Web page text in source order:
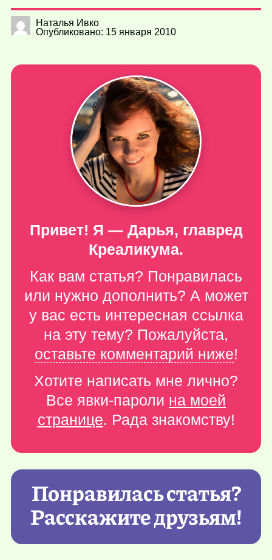
Наталья Ивко
Опубликовано: 15 января 2010
Привет! Я — Дарья, главред
Креаликума.
Как вам статья? Понравилась
или нужно дополнить? А может
у вас есть интересная ссылка
на эту тему? Пожалуйста,
оставьте комментарий ниже!
Хотите написать мне лично?
Все явки-пароли на моей
странице. Рада знакомству!
Понравилась статья?
Расскажите друзьям!